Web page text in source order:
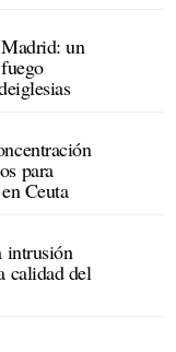
un
para
Ceuta
intrusión
calidad del